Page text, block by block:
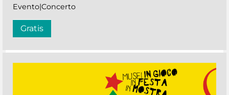
Evento|Concerto
Gratis